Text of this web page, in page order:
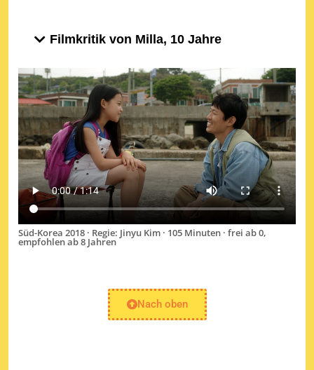
Filmkritik von Milla, 10 Jahre
Süd-Korea 2018 · Regie: Jinyu Kim · 105 Minuten · frei ab 0,
empfohlen ab 8 Jahren
Nach oben